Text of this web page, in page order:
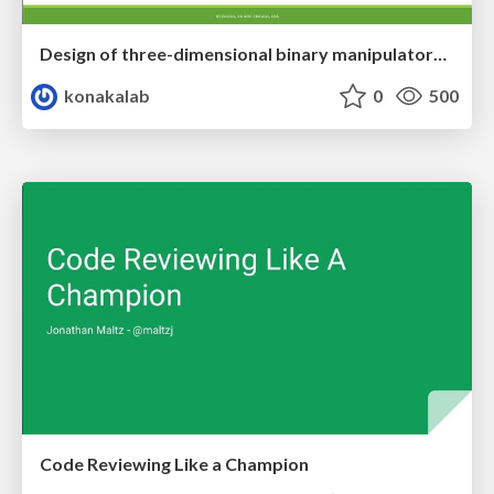
Design of three-dimensional binary manipulators for pick-and-place task avoiding obstacles (IECON2024)
konakalab
0 500
Code Reviewing Like a Champion